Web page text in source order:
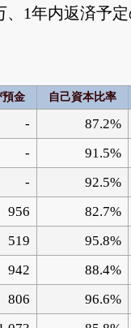
、1年内返済予
預金 自己資本比率
- 87.2%
- 91.5%
- 92.5%
956 82.7%
519 95.8%
942 88.4%
806 96.6%